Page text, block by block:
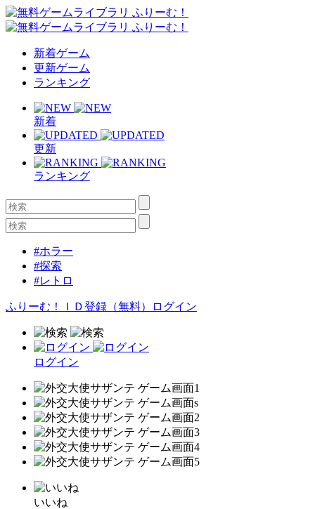
新着ゲーム
更新ゲーム
ランキング
新着
更新
ランキング
#ホラー
#探索
#レトロ
ふりーむ！ＩＤ登録（無料） ログイン
ログイン
いいね